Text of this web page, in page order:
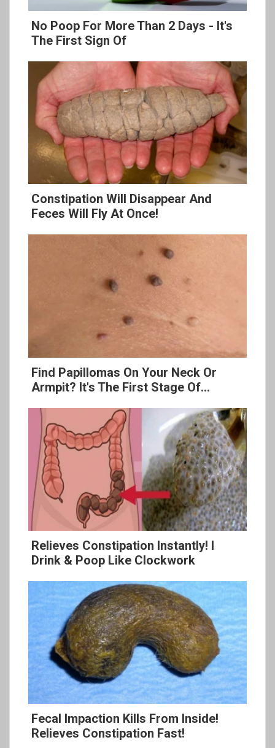
No Poop For More Than 2 Days - It's
The First Sign Of
Constipation Will Disappear And
Feces Will Fly At Once!
Find Papillomas On Your Neck Or
Armpit? It's The First Stage Of...
Relieves Constipation Instantly! I
Drink & Poop Like Clockwork
Fecal Impaction Kills From Inside!
Relieves Constipation Fast!